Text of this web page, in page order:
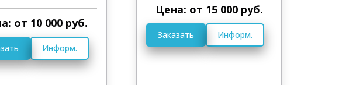
от 10 000 руб.
Информ.
Цена: от 15 000 руб.
Заказать Информ.